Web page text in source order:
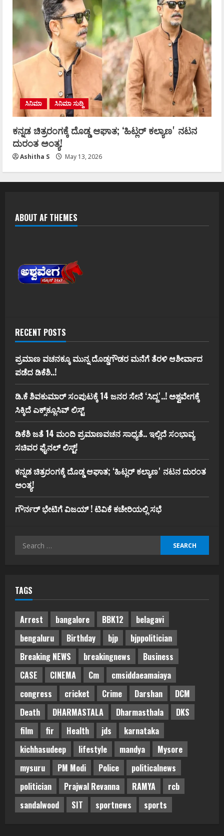
ಸಿನಿಮಾ ಸಿನಿಮಾ ಸುದ್ದಿ
ಕನ್ನಡ ಚಿತ್ರರಂಗಕ್ಕೆ ದೊಡ್ಡ ಆಘಾತ; ʻಹಿಟ್ಲರ್ ಕಲ್ಯಾಣʼ ನಟನ
ದುರಂತ ಅಂತ್ಯ!
Ashitha S May 13, 2026
ABOUT AF THEMES
RECENT POSTS
ಪ್ರಮಾಣ ವಚನಕ್ಕೂ ಮುನ್ನ ದೊಡ್ಡಗೌಡರ ಮನೆಗೆ ತೆರಳಿ ಆಶೀರ್ವಾದ
ಪಡೆದ ಡಿಕೆಶಿ..!
ಡಿ.ಕೆ ಶಿವಕುಮಾರ್‌ ಸಂಪುಟಕ್ಕೆ 14 ಜನರ ಸೇನೆ ʻಸಿದ್ದʼ..! ಅಶ್ವವೇಗಕ್ಕೆ
ಸಿಕ್ಕಿದೆ ಎಕ್ಸ್‌ಕ್ಲೂಸಿವ್‌ ಲಿಸ್ಟ್‌
ಡಿಕೆಶಿ ಜತೆ 14 ಮಂದಿ ಪ್ರಮಾಣವಚನ ಸಾಧ್ಯತೆ.. ಇಲ್ಲಿದೆ ಸಂಭಾವ್ಯ
ಸಚಿವರ ಫೈನಲ್ ಲಿಸ್ಟ್‌!
ಕನ್ನಡ ಚಿತ್ರರಂಗಕ್ಕೆ ದೊಡ್ಡ ಆಘಾತ; ʻಹಿಟ್ಲರ್ ಕಲ್ಯಾಣʼ ನಟನ ದುರಂತ
ಅಂತ್ಯ!
ಗೌರ್ನರ್‌ ಭೇಟಿಗೆ ವಿಜಯ್‌ ! ಟಿವಿಕೆ ಕಚೇರಿಯಲ್ಲಿ ಸಭೆ
Search
TAGS
Arrest bangalore BBK12
belagavi
bengaluru
Birthday bjp
bjppolitician
Breaking NEWS
breakingnews
Business
CASE
CINEMA Cm
cmsiddaeamaiaya
congress
cricket Crime Darshan
DCM
Death
DHARMASTALA Dharmasthala
DKS
film
fir Health jds
karnataka
kichhasudeep
lifestyle mandya
Mysore
mysuru
PM Modi Police
politicalnews
politician
Prajwal Revanna RAMYA
rcb
sandalwood
SIT sportnews sports